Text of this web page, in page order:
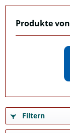
Produkte
Filtern